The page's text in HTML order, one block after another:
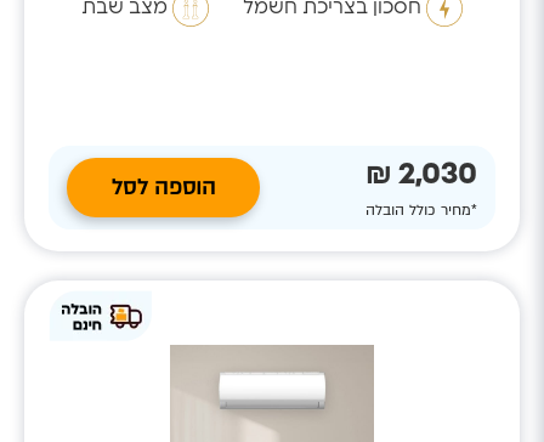
חסכון בצריכת חשמל מצב שבת
2,030 ₪
*מחיר כולל הובלה
הוספה לסל